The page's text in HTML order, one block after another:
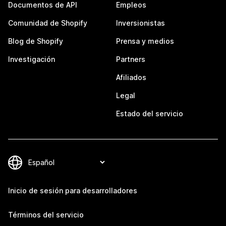
Documentos de API
Comunidad de Shopify
Blog de Shopify
Investigación
Empleos
Inversionistas
Prensa y medios
Partners
Afiliados
Legal
Estado del servicio
Inicio de sesión para desarrolladores
Términos del servicio